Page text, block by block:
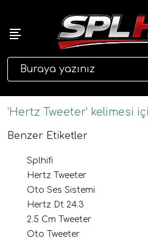
'Hertz Tweeter' kelimesi
Benzer Etiketler
Splhifi
Hertz Tweeter
Oto Ses Sistemi
Hertz Dt 24.3
2.5 Cm Tweeter
Oto Tweeter